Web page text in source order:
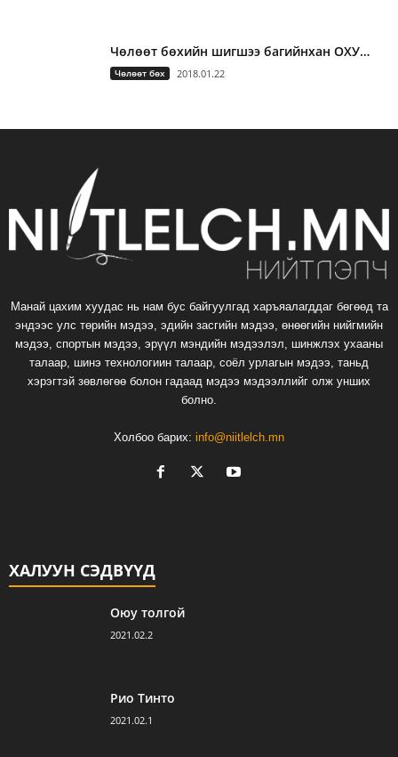
Чөлөөт бөхийн шигшээ багийнхан ОХУ…
Чөлөөт бөх 2018.01.22
Манай цахим хуудас нь нам бус байгуулгад харъяалагддаг бөгөөд та
эндээс улс төрийн мэдээ, эдийн засгийн мэдээ, өнөөгийн нийгмийн
мэдээ, спортын мэдээ, эрүүл мэндийн мэдээлэл, шинжлэх ухааны
талаар, шинэ технологиин талаар, соёл урлагын мэдээ, таньд
хэрэгтэй зөвлөгөө болон гадаад мэдээ мэдээллийг олж унших
болно.
Холбоо барих: info@niitlelch.mn
ХАЛУУН СЭДВҮҮД
Оюу толгой
2021.02.2
Рио Тинто
2021.02.1